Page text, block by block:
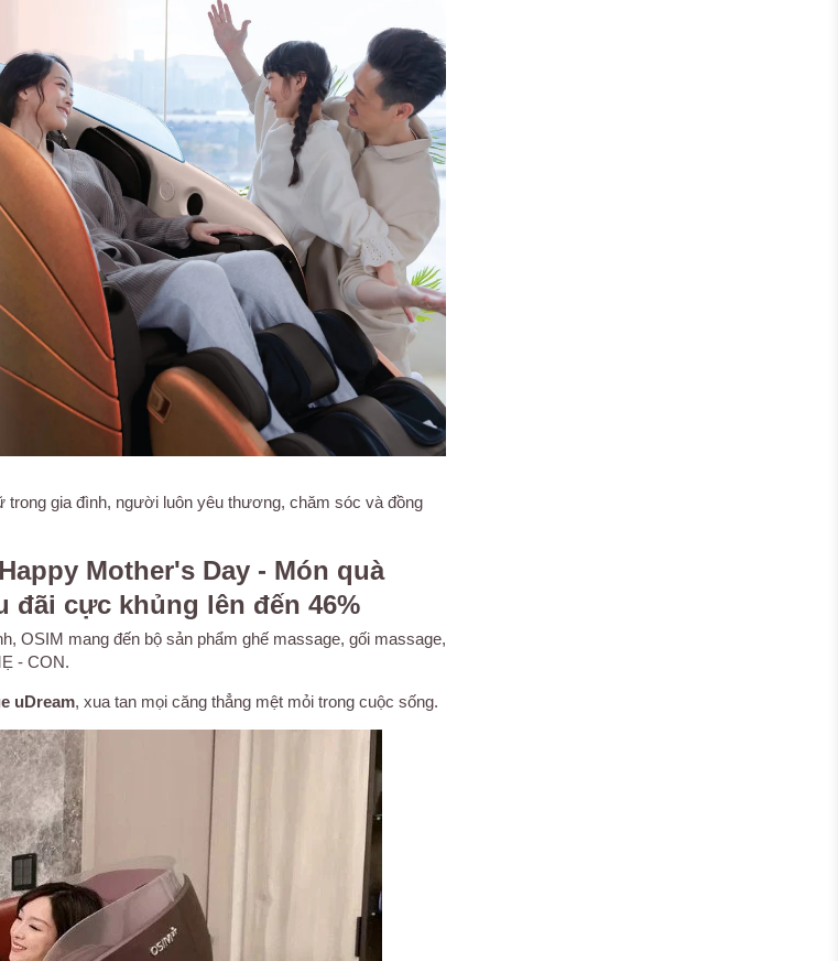
gia đình, người luôn yêu thương, chăm sóc và đồng
Mother's Day - Món quà
đãi cực khủng lên đến 46%
OSIM mang đến bộ sản phẩm ghế massage, gối massage,
- CON.
uDream, xua tan mọi căng thẳng mệt mỏi trong cuộc sống.